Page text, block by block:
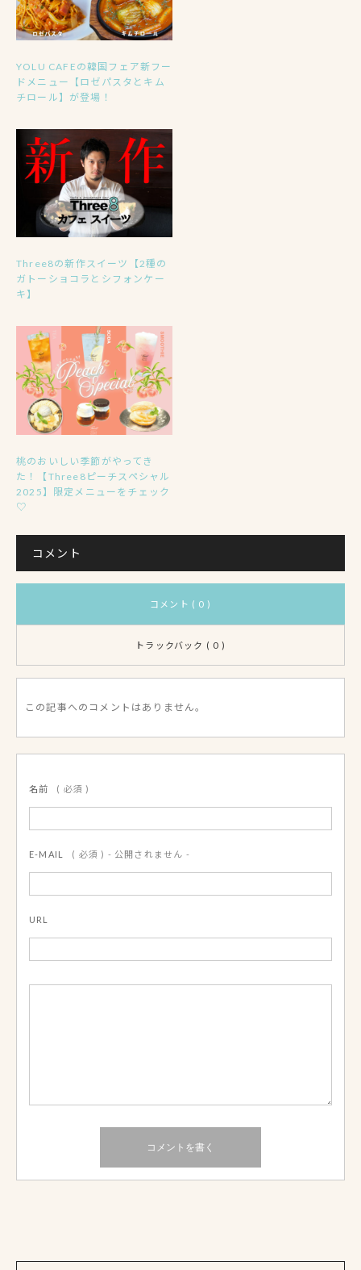
YOLU CAFEの韓国フェア新フー
ドメニュー【ロゼパスタとキム
チロール】が登場！
Three8の新作スイーツ【2種の
ガトーショコラとシフォンケー
キ】
桃のおいしい季節がやってき
た！【Three8ピーチスペシャル
2025】限定メニューをチェック
♡
コメント
コメント ( 0 )
トラックバック ( 0 )
この記事へのコメントはありません。
名前 ( 必須 )
E-MAIL ( 必須 ) - 公開されません -
URL